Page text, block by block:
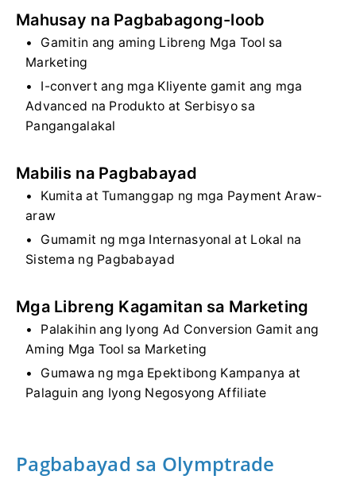
Mahusay na Pagbabagong-loob
Gamitin ang aming Libreng Mga Tool sa
Marketing
I-convert ang mga Kliyente gamit ang mga
Advanced na Produkto at Serbisyo sa
Pangangalakal
Mabilis na Pagbabayad
Kumita at Tumanggap ng mga Payment Araw-
araw
Gumamit ng mga Internasyonal at Lokal na
Sistema ng Pagbabayad
Mga Libreng Kagamitan sa Marketing
Palakihin ang Iyong Ad Conversion Gamit ang
Aming Mga Tool sa Marketing
Gumawa ng mga Epektibong Kampanya at
Palaguin ang Iyong Negosyong Affiliate
Pagbabayad sa Olymptrade